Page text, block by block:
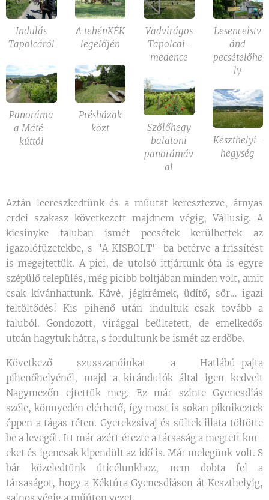
Indulás
Tapolcáról
A tehénKÉK
legelőjén
Vadvirágos
Tapolcai-
medence
Lesenceistv
ánd
pecsételőhe
ly
Panoráma
a Máté-
kúttól
Présházak
közt
Szőlőhegy
balatoni
panorámáv
al
Keszthelyi-
hegység
Aztán leereszkedtünk és a műutat keresztezve, árnyas
erdei szakasz következett majdnem végig, Vállusig. A
kicsinyke faluban ismét pecsétek kerülhettek az
igazolófüzetekbe, s "A KISBOLT"-ba betérve a frissítést
is megejtettük. A pici, de utolsó ittjártunk óta is egyre
szépülő település, még picibb boltjában minden volt, amit
csak kívánhattunk. Kávé, jégkrémek, üdítő, sör… igazi
feltöltődés! Kis pihenő után indultuk csak tovább a
faluból. Gondozott, virággal beültetett, de emelkedős
utcán hagytuk hátra, s fordultunk be ismét az erdőbe.
Következő szusszanóinkat a Hatlábú-pajta
pihenőhelyénél, majd a kirándulók által igen kedvelt
Nagymezőn ejtettük meg. Ez már szinte Gyenesdiás
széle, könnyedén elérhető, így most is sokan piknikeztek
éppen a tágas réten. Gyerekzsivaj és sültek illata töltötte
be a levegőt. Itt már azért érezte a társaság a megtett km-
eket és igencsak kipendült az idő is. Már melegünk volt. S
bár közeledtünk úticélunkhoz, nem dobta fel a
társaságot, hogy a Kéktúra Gyenesdiáson át Keszthelyig,